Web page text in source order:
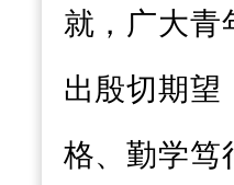
就，广大青
出殷切期望
格、勤学笃